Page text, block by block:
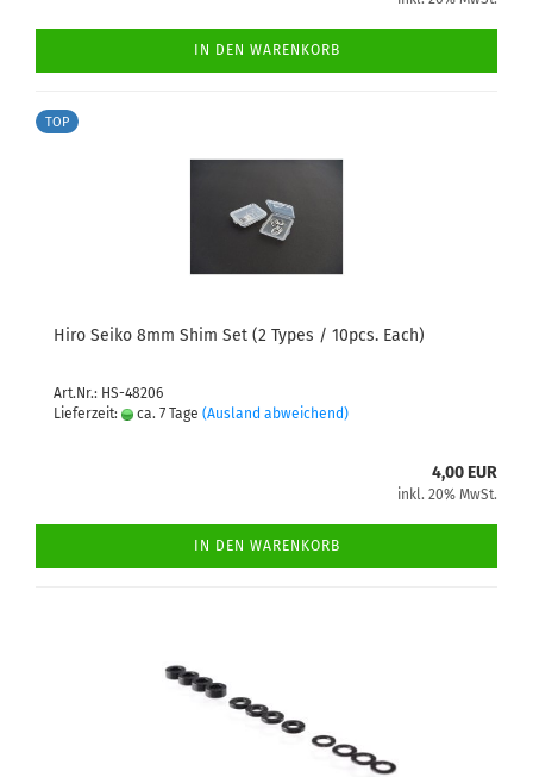
IN DEN WARENKORB
TOP
Hiro Seiko 8mm Shim Set (2 Types / 10pcs. Each)
Art.Nr.: HS-48206
Lieferzeit:
ca. 7 Tage (Ausland abweichend)
4,00 EUR
inkl. 20% MwSt.
IN DEN WARENKORB